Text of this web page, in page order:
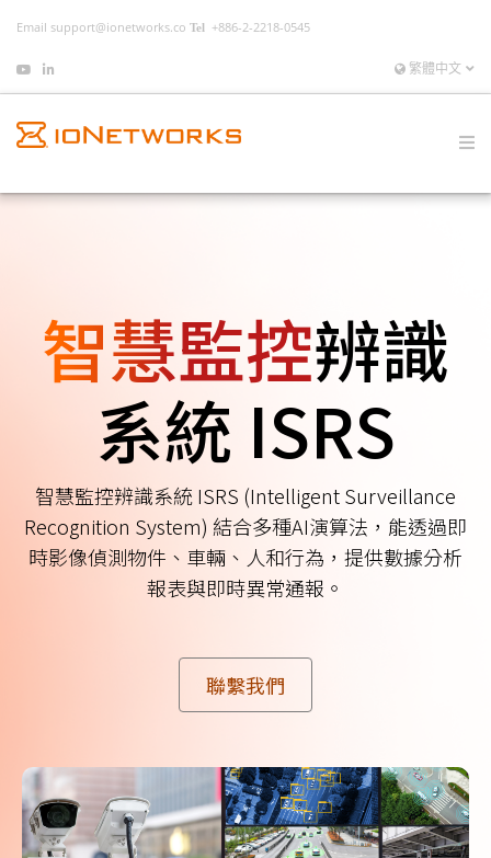
+886-2-2218-0545
Email support@ionetworks.co
繁體中文
智慧監控辨識
系統 ISRS
智慧監控辨識系統 ISRS (Intelligent Surveillance
Recognition System) 結合多種AI演算法，能透過即
時影像偵測物件、車輛、人和行為，提供數據分析
報表與即時異常通報。
聯繫我們